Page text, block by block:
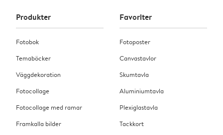
Produkter
Fotobok
Temaböcker
Väggdekoration
Fotocollage
Fotocollage med ramar
Framkalla bilder
Favoriter
Fotoposter
Canvastavlor
Skumtavla
Aluminiumtavla
Plexiglastavla
Tackkort